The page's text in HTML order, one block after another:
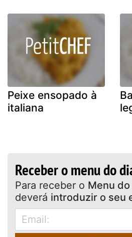
Peixe ensopado à
italiana
Receber o menu do
Para receber o Menu do
deverá introduzir o seu